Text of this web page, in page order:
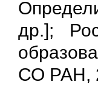
др.];
СО РАН,